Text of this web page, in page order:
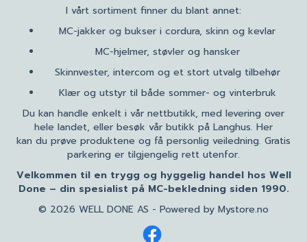
I vårt sortiment finner du blant annet:
MC-jakker og bukser i cordura, skinn og kevlar
MC-hjelmer, støvler og hansker
Skinnvester, intercom og et stort utvalg tilbehør
Klær og utstyr til både sommer- og vinterbruk
Du kan handle enkelt i vår nettbutikk, med levering over
hele landet, eller besøk vår butikk på Langhus. Her
kan du prøve produktene og få personlig veiledning. Gratis
parkering er tilgjengelig rett utenfor.
Velkommen til en trygg og hyggelig handel hos Well
Done – din spesialist på MC-bekledning siden 1990.
© 2026 WELL DONE AS - Powered by Mystore.no